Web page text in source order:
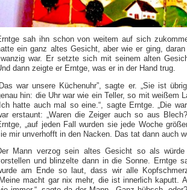
sah ihn schon von weitem auf sich
ein ganz altes Gesicht, aber wie er ging,
war. Er setzte sich mit seinem alten
dann zeigte er Erntge, was er in der Hand trug.
war unsere Küchenuhr”, sagte er. „Sie ist
hin: die Uhr war wie ein Teller, so mit weißem
hatte auch mal so eine.“, sagte Erntge. „Die
erstaunt: „Waren die Zeiger auch so aus
„auf jeden Fall wurden sie jede Woche
mir unverhofft in den Nacken. Das tat dann auch
Mann verzog sein altes Gesicht so als
und blinzelte dann in die Sonne. Erntge
am Ende so laut, dass wir alle
macht gar nix mehr, die ist innerlich kaputt.